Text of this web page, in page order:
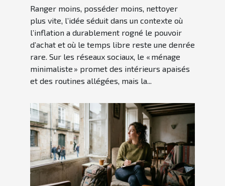
Ranger moins, posséder moins, nettoyer
plus vite, l’idée séduit dans un contexte où
l’inflation a durablement rogné le pouvoir
d’achat et où le temps libre reste une denrée
rare. Sur les réseaux sociaux, le « ménage
minimaliste » promet des intérieurs apaisés
et des routines allégées, mais la...